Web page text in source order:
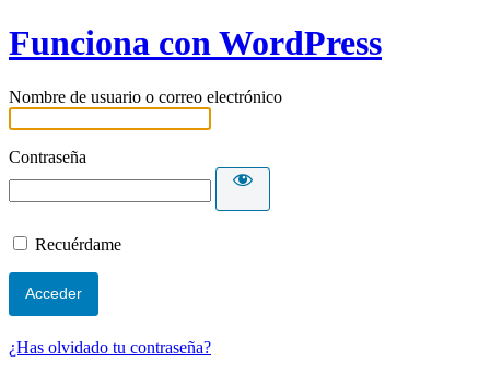
Funciona con WordPress
Nombre de usuario o correo electrónico
Contraseña
Recuérdame
¿Has olvidado tu contraseña?